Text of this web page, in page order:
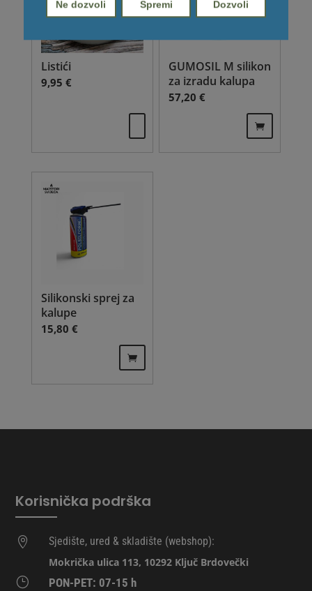
Ne dozvoli Spremi Dozvoli
Listići
9,95 €
GUMOSIL M silikon
za izradu kalupa
57,20 €
Silikonski sprej za
kalupe
15,80 €
Korisnička podrška

Sjedište, ured & skladište (webshop):
Mokrička ulica 113, 10292 Ključ Brdovečki
}
PON-PET: 07-15 h